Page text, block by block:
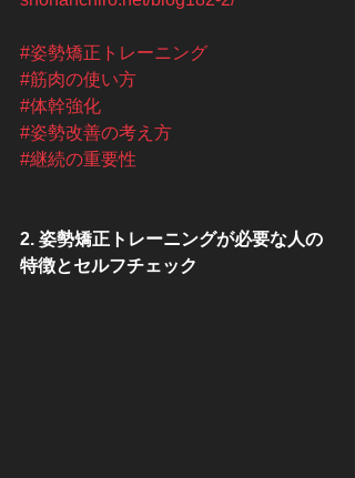
#姿勢矯正トレーニング
#筋肉の使い方
#体幹強化
#姿勢改善の考え方
#継続の重要性
2. 姿勢矯正トレーニングが必要な人の
特徴とセルフチェック